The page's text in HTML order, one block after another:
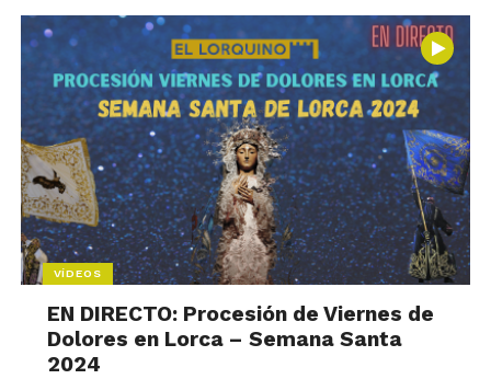
VÍDEOS
EN DIRECTO: Procesión de Viernes de
Dolores en Lorca – Semana Santa
2024